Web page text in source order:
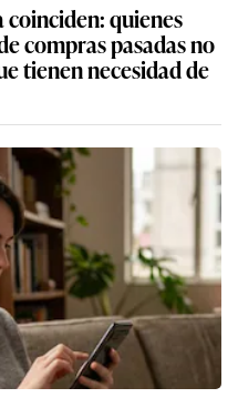
coinciden: quienes
compras pasadas no
tienen necesidad de